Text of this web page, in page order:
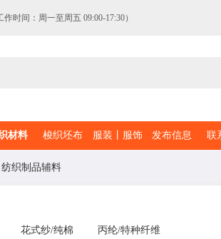
时间：周一至周五 09:00-17:30）
材料 梭织坯布 服装丨服饰 发布信息 联
纺织制品辅料
花式纱/纯棉 丙纶/特种纤维